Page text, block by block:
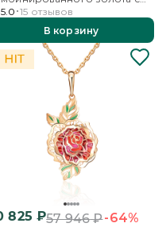
и эмалью
5.0 15 отзывов
В корзину
825 ₽57 946₽-64%